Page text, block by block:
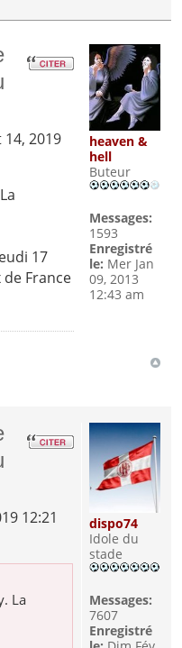
14, 2019
17
France
heaven &
hell
Buteur
Messages:
1593
Enregistré
le: Mer Jan
09, 2013
12:43 am
12:21
La
dispo74
Idole du
stade
Messages:
7607
Enregistré